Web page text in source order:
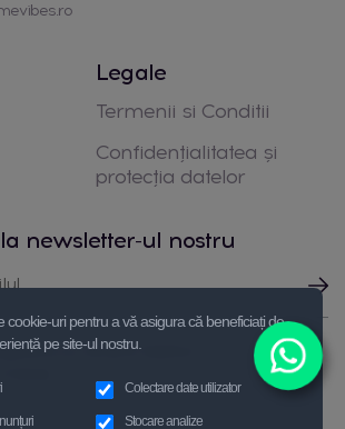
Legale
Termenii si Conditii
Confidențialitatea și
protecția datelor
newsletter-ul nostru
cu noi prin telefon
cookie-uri pentru a vă asigura că beneficiați de
pe site-ul nostru.
Colectare date utilizator
Stocare analize